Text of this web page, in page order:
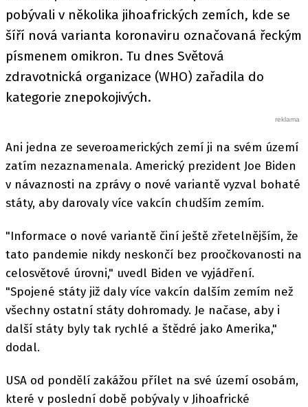
pobývali v několika jihoafrických zemích, kde se
šíří nová varianta koronaviru označovaná řeckým
písmenem omikron. Tu dnes Světová
zdravotnická organizace (WHO) zařadila do
kategorie znepokojivých.
Ani jedna ze severoamerických zemí ji na svém území
zatím nezaznamenala. Americký prezident Joe Biden
v návaznosti na zprávy o nové variantě vyzval bohaté
státy, aby darovaly více vakcín chudším zemím.
"Informace o nové variantě činí ještě zřetelnějším, že
tato pandemie nikdy neskončí bez proočkovanosti na
celosvětové úrovni," uvedl Biden ve vyjádření.
"Spojené státy již daly více vakcín dalším zemím než
všechny ostatní státy dohromady. Je načase, aby i
další státy byly tak rychlé a štědré jako Amerika,"
dodal.
USA od pondělí zakážou přílet na své území osobám,
které v poslední době pobývaly v Jihoafrické